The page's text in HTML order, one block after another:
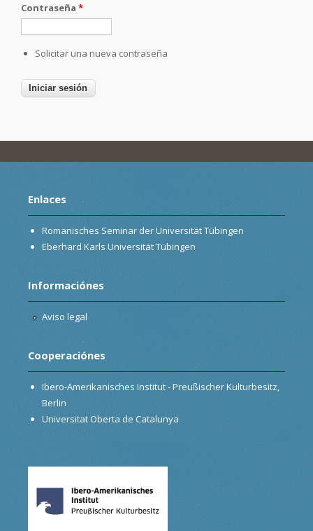
Contraseña *
Solicitar una nueva contraseña
Enlaces
Romanisches Seminar der Universität Tübingen
Eberhard Karls Universität Tübingen
Informaciónes
Aviso legal
Cooperaciónes
Ibero-Amerikanisches Institut - Preußischer Kulturbesitz,
Berlin
Universitat Oberta de Catalunya